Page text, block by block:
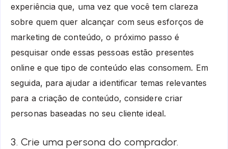
experiência que, uma vez que você tem clareza
sobre quem quer alcançar com seus esforços de
marketing de conteúdo, o próximo passo é
pesquisar onde essas pessoas estão presentes
online e que tipo de conteúdo elas consomem. Em
seguida, para ajudar a identificar temas relevantes
para a criação de conteúdo, considere criar
personas baseadas no seu cliente ideal.
3. Crie uma persona do comprador.